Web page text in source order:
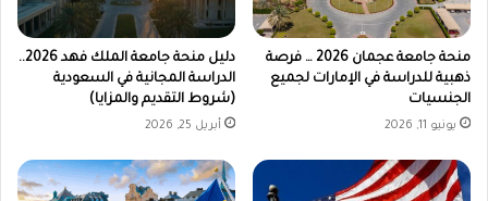
منحة جامعة عجمان 2026 … فرصة
ذهبية للدراسة في الإمارات لجميع
الجنسيات
يونيو 11, 2026
دليل منحة جامعة الملك فهد 2026..
الدراسة المجانية في السعودية
(شروط التقديم والمزايا)
أبريل 25, 2026